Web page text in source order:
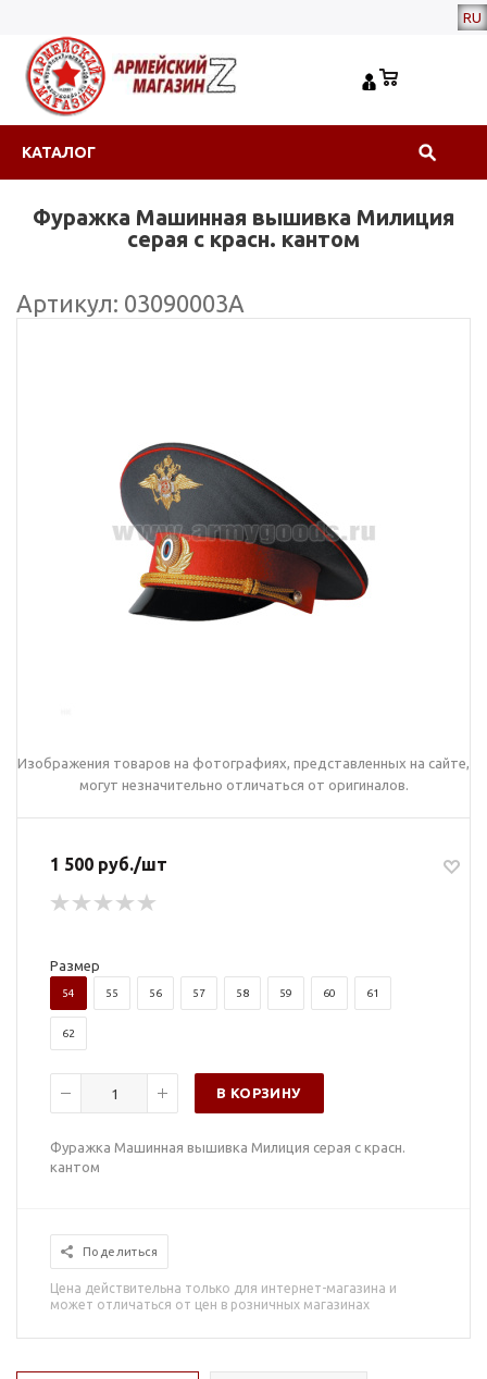
RU
КАТАЛОГ
Фуражка Машинная вышивка Милиция
серая с красн. кантом
Артикул: 03090003А
Изображения товаров на фотографиях, представленных на сайте,
могут незначительно отличаться от оригиналов.
1 500 руб./шт
Размер
54 55 56 57 58 59 60 61
62
В КОРЗИНУ
Фуражка Машинная вышивка Милиция серая с красн.
кантом
Поделиться
Цена действительна только для интернет-магазина и
может отличаться от цен в розничных магазинах